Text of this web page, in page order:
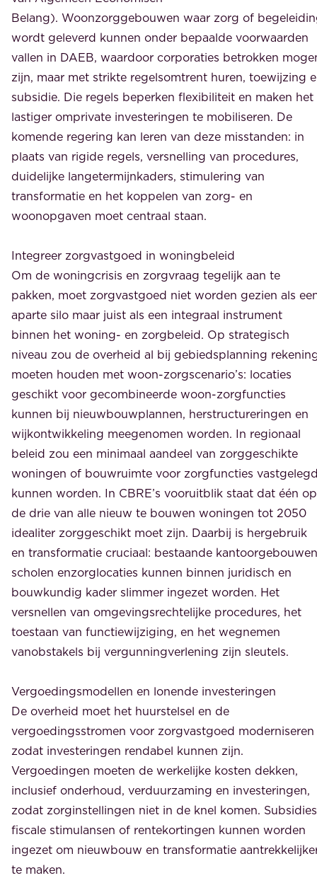
Belang). Woonzorggebouwen waar zorg of
wordt geleverd kunnen onder bepaalde voorwaarden
vallen in DAEB, waardoor corporaties betrokken
zijn, maar met strikte regelsomtrent huren, toewijzing
subsidie. Die regels beperken flexibiliteit en maken het
lastiger omprivate investeringen te mobiliseren. De
komende regering kan leren van deze misstanden: in
plaats van rigide regels, versnelling van procedures,
duidelijke langetermijnkaders, stimulering van
transformatie en het koppelen van zorg- en
woonopgaven moet centraal staan.
Integreer zorgvastgoed in woningbeleid
Om de woningcrisis en zorgvraag tegelijk aan te
pakken, moet zorgvastgoed niet worden gezien als
aparte silo maar juist als een integraal instrument
binnen het woning- en zorgbeleid. Op strategisch
niveau zou de overheid al bij gebiedsplanning
moeten houden met woon-zorgscenario’s: locaties
geschikt voor gecombineerde woon-zorgfuncties
kunnen bij nieuwbouwplannen, herstructureringen en
wijkontwikkeling meegenomen worden. In regionaal
beleid zou een minimaal aandeel van zorggeschikte
woningen of bouwruimte voor zorgfuncties
kunnen worden. In CBRE’s vooruitblik staat dat één op
de drie van alle nieuw te bouwen woningen tot 2050
idealiter zorggeschikt moet zijn. Daarbij is hergebruik
en transformatie cruciaal: bestaande
scholen enzorglocaties kunnen binnen juridisch en
bouwkundig kader slimmer ingezet worden. Het
versnellen van omgevingsrechtelijke procedures, het
toestaan van functiewijziging, en het wegnemen
vanobstakels bij vergunningverlening zijn sleutels.
Vergoedingsmodellen en lonende investeringen
De overheid moet het huurstelsel en de
vergoedingsstromen voor zorgvastgoed moderniseren
zodat investeringen rendabel kunnen zijn.
Vergoedingen moeten de werkelijke kosten dekken,
inclusief onderhoud, verduurzaming en investeringen,
zodat zorginstellingen niet in de knel komen.
fiscale stimulansen of rentekortingen kunnen worden
ingezet om nieuwbouw en transformatie
te maken.